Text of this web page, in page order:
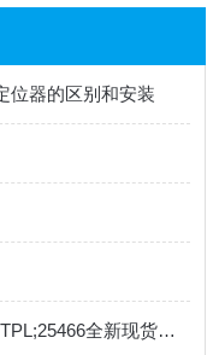
位器的区别和安装
ASCO NFETHBXB025B225CCC,TPL;25466全新现货质保一年